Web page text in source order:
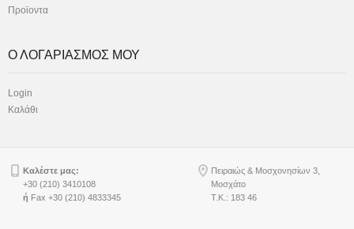
Προϊοντα
Ο ΛΟΓΑΡΙΑΣΜΟΣ ΜΟΥ
Login
Καλάθι
Καλέστε μας:
+30 (210) 3410108
ή Fax +30 (210) 4833345
Πειραιώς & Μοσχονησίων 3,
Μοσχάτο
Τ.Κ.: 183 46